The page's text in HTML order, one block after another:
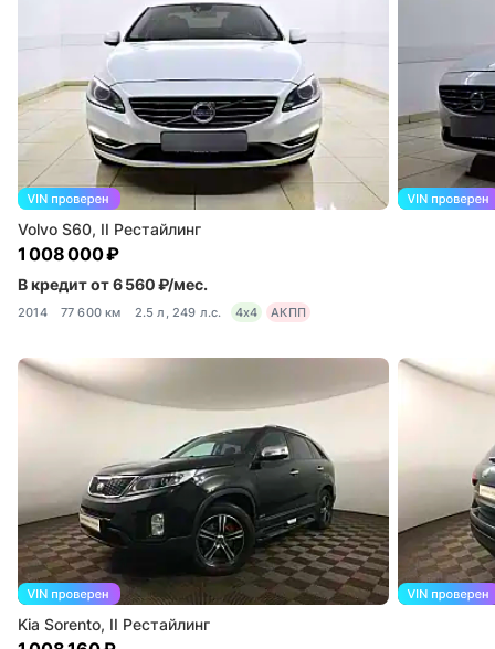
Volvo S60, II Рестайлинг
1 008 000 ₽
В кредит от 6 560 ₽/мес.
2014 77 600 км 2.5 л, 249 л.с. 4x4 АКПП
Kia Sorento, II Рестайлинг